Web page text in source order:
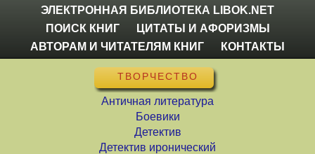
ЭЛЕКТРОННАЯ БИБЛИОТЕКА LIBOK.NET
ПОИСК КНИГ
ЦИТАТЫ И АФОРИЗМЫ
АВТОРАМ И ЧИТАТЕЛЯМ КНИГ
КОНТАКТЫ
ТВОРЧЕСТВО
Античная литература
Боевики
Детектив
Детектив иронический